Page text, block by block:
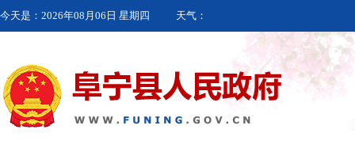
今天是： 2026年08月06日 星期四 天气：